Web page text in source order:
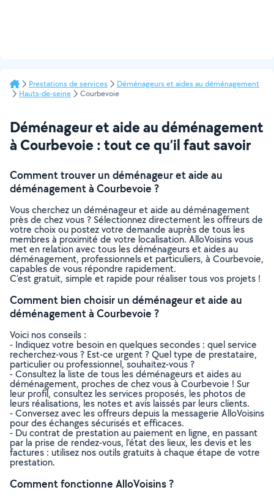
Prestations de services
Déménageurs et aides au déménagement
Hauts-de-seine
Courbevoie
Déménageur et aide au déménagement
à Courbevoie : tout ce qu’il faut savoir
Comment trouver un déménageur et aide au
déménagement à Courbevoie ?
Vous cherchez un déménageur et aide au déménagement
près de chez vous ? Sélectionnez directement les offreurs de
votre choix ou postez votre demande auprès de tous les
membres à proximité de votre localisation. AlloVoisins vous
met en relation avec tous les déménageurs et aides au
déménagement, professionnels et particuliers, à Courbevoie,
capables de vous répondre rapidement.
C’est gratuit, simple et rapide pour réaliser tous vos projets !
Comment bien choisir un déménageur et aide au
déménagement à Courbevoie ?
Voici nos conseils :
- Indiquez votre besoin en quelques secondes : quel service
recherchez-vous ? Est-ce urgent ? Quel type de prestataire,
particulier ou professionnel, souhaitez-vous ?
- Consultez la liste de tous les déménageurs et aides au
déménagement, proches de chez vous à Courbevoie ! Sur
leur profil, consultez les services proposés, les photos de
leurs réalisations, les notes et avis laissés par leurs clients.
- Conversez avec les offreurs depuis la messagerie AlloVoisins
pour des échanges sécurisés et efficaces.
- Du contrat de prestation au paiement en ligne, en passant
par la prise de rendez-vous, l’état des lieux, les devis et les
factures : utilisez nos outils gratuits à chaque étape de votre
prestation.
Comment fonctionne AlloVoisins ?